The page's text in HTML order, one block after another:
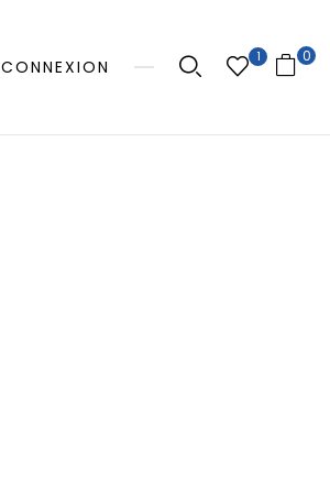
CONNEXION
1 0